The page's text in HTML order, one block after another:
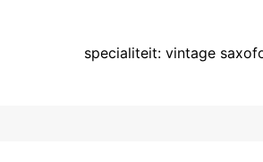
specialiteit: vintage